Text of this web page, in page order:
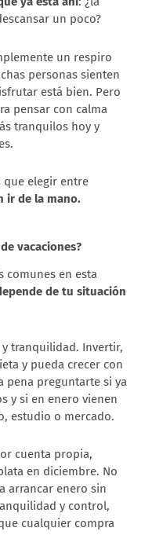
un poco?
un respiro
personas sienten
está bien. Pero
pensar con calma
tranquilos hoy y
que elegir entre
ir de la mano.
vacaciones?
comunes en esta
de tu situación
tranquilidad. Invertir,
y pueda crecer con
pena preguntarte si ya
y si en enero vienen
estudio o mercado.
cuenta propia,
en diciembre. No
arrancar enero sin
y control,
cualquier compra